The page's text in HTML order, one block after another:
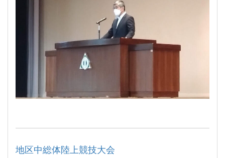
地区中総体陸上競技大会